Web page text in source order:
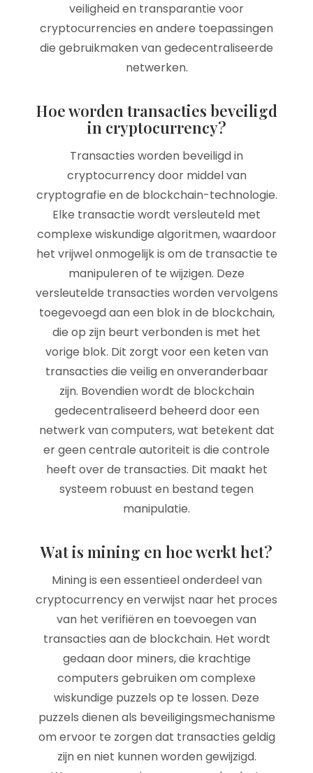
veiligheid en transparantie voor
cryptocurrencies en andere toepassingen
die gebruikmaken van gedecentraliseerde
netwerken.
Hoe worden transacties beveiligd
in cryptocurrency?
Transacties worden beveiligd in
cryptocurrency door middel van
cryptografie en de blockchain-technologie.
Elke transactie wordt versleuteld met
complexe wiskundige algoritmen, waardoor
het vrijwel onmogelijk is om de transactie te
manipuleren of te wijzigen. Deze
versleutelde transacties worden vervolgens
toegevoegd aan een blok in de blockchain,
die op zijn beurt verbonden is met het
vorige blok. Dit zorgt voor een keten van
transacties die veilig en onveranderbaar
zijn. Bovendien wordt de blockchain
gedecentraliseerd beheerd door een
netwerk van computers, wat betekent dat
er geen centrale autoriteit is die controle
heeft over de transacties. Dit maakt het
systeem robuust en bestand tegen
manipulatie.
Wat is mining en hoe werkt het?
Mining is een essentieel onderdeel van
cryptocurrency en verwijst naar het proces
van het verifiëren en toevoegen van
transacties aan de blockchain. Het wordt
gedaan door miners, die krachtige
computers gebruiken om complexe
wiskundige puzzels op te lossen. Deze
puzzels dienen als beveiligingsmechanisme
om ervoor te zorgen dat transacties geldig
zijn en niet kunnen worden gewijzigd.